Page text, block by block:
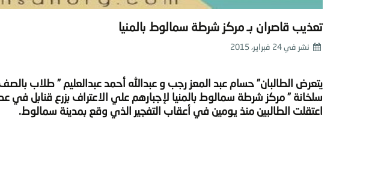
تعذيب قاصران بـ مركز شرطة سمالوط بالمنيا
نشر في 24 فبراير، 2015
يتعرض الطالبان” ‫‏حسام عبد المعز رجب‬ و ‫‏عبدالله أحمد عبدالعليم‬ ” طلاب
سلخانة ” مركز شرطة سمالوط بالمنيا لإجبارهم علي الاعتراف بزرع قنابل في
اعتقلت الطالبين منذ يومين في أعقاب التفجير الذي وقع بمدينة سمالوط.